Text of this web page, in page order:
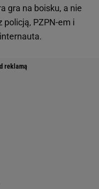
gra na boisku, a nie
policją, PZPN-em i